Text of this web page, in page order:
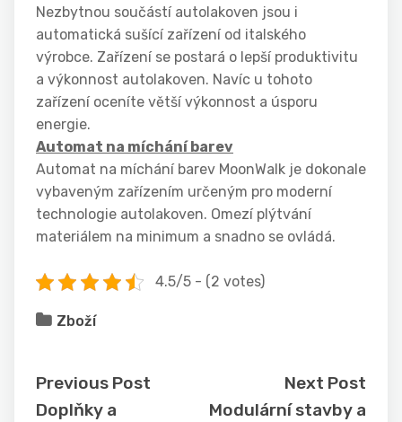
Nezbytnou součástí autolakoven jsou i
automatická sušící zařízení od italského
výrobce. Zařízení se postará o lepší produktivitu
a výkonnost autolakoven. Navíc u tohoto
zařízení oceníte větší výkonnost a úsporu
energie.
Automat na míchání barev
Automat na míchání barev MoonWalk je dokonale
vybaveným zařízením určeným pro moderní
technologie autolakoven. Omezí plýtvání
materiálem na minimum a snadno se ovládá.
4.5/5 - (2 votes)
Zboží
Previous Post
Doplňky a
Next Post
Modulární stavby a